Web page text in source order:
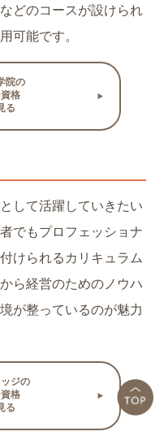
どのコースが設けられ
可能です。
院の
格
る
して活躍していきたい
でもプロフェッショナ
けられるカリキュラム
ら経営のためのノウハ
が整っているのが魅力
ジの
格
る